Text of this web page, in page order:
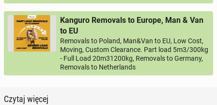
Kanguro Removals to Europe, Man & Van
to EU
Removals to Poland, Man&Van to EU, Low Cost,
Moving, Custom Clearance. Part load 5m3/300kg
- Full Load 20m31200kg, Removals to Germany,
Removals to Netherlands
Czytaj więcej